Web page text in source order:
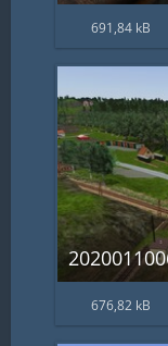
691,84 kB
676,82 kB